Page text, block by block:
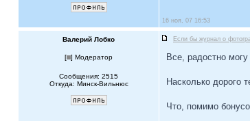
16 ноя, 07 16:53
Валерий Лобко Если бы журнал о
[ ] Модератор
Сообщения: 2515
Откуда: Минск-Вильнюс
Все, радостно
Насколько дорого
Что, помимо